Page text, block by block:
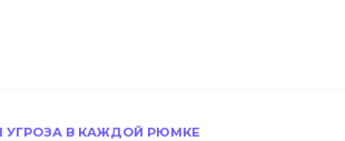
УГРОЗА В КАЖДОЙ РЮМКЕ